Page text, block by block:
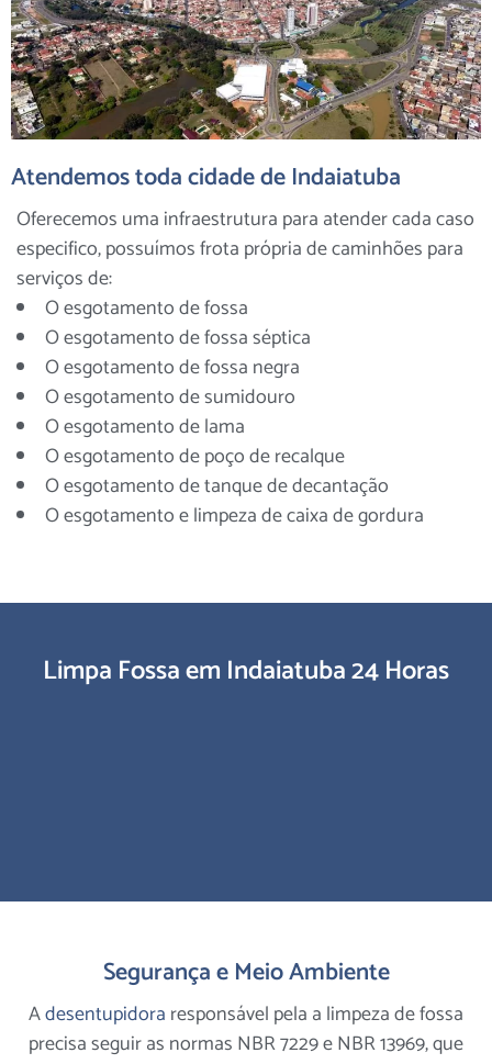
Atendemos toda cidade de Indaiatuba
Oferecemos uma infraestrutura para atender cada caso
especifico, possuímos frota própria de caminhões para
serviços de:
O esgotamento de fossa
O esgotamento de fossa séptica
O esgotamento de fossa negra
O esgotamento de sumidouro
O esgotamento de lama
O esgotamento de poço de recalque
O esgotamento de tanque de decantação
O esgotamento e limpeza de caixa de gordura
Limpa Fossa em Indaiatuba 24 Horas
Segurança e Meio Ambiente
Adesentupidora responsável pela a limpeza de fossa
precisa seguir as normas NBR 7229 e NBR 13969, que